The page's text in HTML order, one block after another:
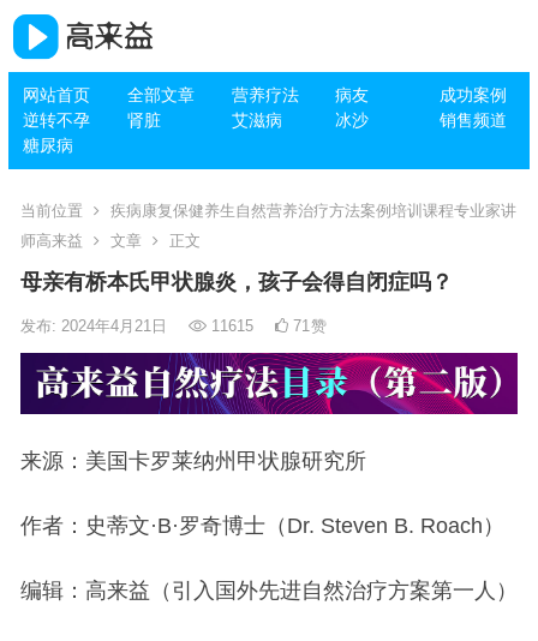
网站首页 全部文章 营养疗法 病友
成功案例
逆转不孕
肾脏 艾滋病 冰沙
销售频道
糖尿病
当前位置
疾病康复保健养生自然营养治疗方法案例培训课程专业家讲
师高来益
文章 正文
母亲有桥本氏甲状腺炎，孩子会得自闭症吗？
发布: 2024年4月21日 11615 71赞
来源：美国卡罗莱纳州甲状腺研究所
作者：史蒂文·B·罗奇博士（Dr. Steven B. Roach）
编辑：高来益（引入国外先进自然治疗方案第一人）